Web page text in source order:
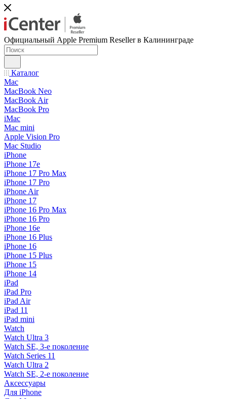
Официальный Apple Premium Reseller в Калининграде
Каталог
Mac
MacBook Neo
MacBook Air
MacBook Pro
iMac
Mac mini
Apple Vision Pro
Mac Studio
iPhone
iPhone 17e
iPhone 17 Pro Max
iPhone 17 Pro
iPhone Air
iPhone 17
iPhone 16 Pro Max
iPhone 16 Pro
iPhone 16e
iPhone 16 Plus
iPhone 16
iPhone 15 Plus
iPhone 15
iPhone 14
iPad
iPad Pro
iPad Air
iPad 11
iPad mini
Watch
Watch Ultra 3
Watch SE, 3-е поколение
Watch Series 11
Watch Ultra 2
Watch SE, 2-е поколение
Аксессуары
Для iPhone